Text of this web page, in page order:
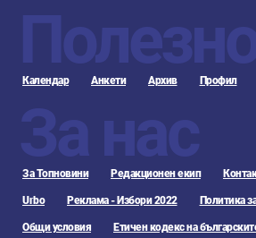
Календар Анкети Архив Профил
За нас
За Топновини Редакционен екип
Urbo Реклама - Избори 2022 Политика
Общи условия Етичен кодекс на